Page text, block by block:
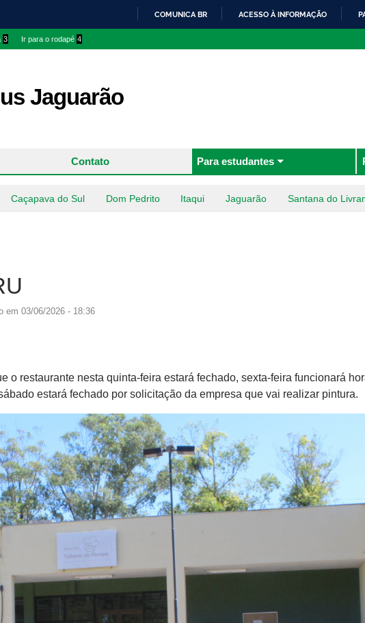
COMUNICA BR ACESSO À INFORMAÇÃO
3 Ir para o rodapé 4
Jaguarão
Contato Para estudantes
Caçapava do Sul Dom Pedrito Itaqui Jaguarão Santana do
em 03/06/2026 - 18:36
o restaurante nesta quinta-feira estará fechado, sexta-feira funcionará
estará fechado por solicitação da empresa que vai realizar pintura.